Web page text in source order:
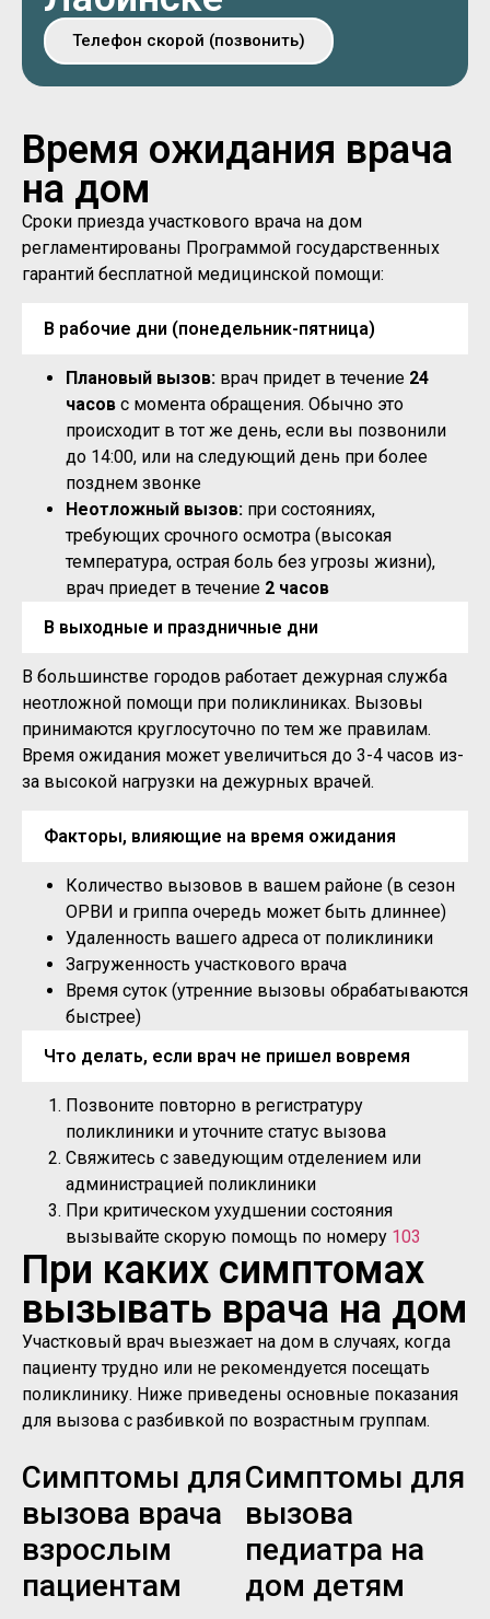
Телефон скорой (позвонить)
Время ожидания врача
на дом
Сроки приезда участкового врача на дом
регламентированы Программой государственных
гарантий бесплатной медицинской помощи:
В рабочие дни (понедельник-пятница)
Плановый вызов: врач придет в течение 24
часов с момента обращения. Обычно это
происходит в тот же день, если вы позвонили
до 14:00, или на следующий день при более
позднем звонке
Неотложный вызов: при состояниях,
требующих срочного осмотра (высокая
температура, острая боль без угрозы жизни),
врач приедет в течение 2 часов
В выходные и праздничные дни
В большинстве городов работает дежурная служба
неотложной помощи при поликлиниках. Вызовы
принимаются круглосуточно по тем же правилам.
Время ожидания может увеличиться до 3-4 часов из-
за высокой нагрузки на дежурных врачей.
Факторы, влияющие на время ожидания
Количество вызовов в вашем районе (в сезон
ОРВИ и гриппа очередь может быть длиннее)
Удаленность вашего адреса от поликлиники
Загруженность участкового врача
Время суток (утренние вызовы обрабатываются
быстрее)
Что делать, если врач не пришел вовремя
Позвоните повторно в регистратуру
поликлиники и уточните статус вызова
Свяжитесь с заведующим отделением или
администрацией поликлиники
При критическом ухудшении состояния
вызывайте скорую помощь по номеру 103
При каких симптомах
вызывать врача на дом
Участковый врач выезжает на дом в случаях, когда
пациенту трудно или не рекомендуется посещать
поликлинику. Ниже приведены основные показания
для вызова с разбивкой по возрастным группам.
Симптомы для
вызова врача
взрослым
пациентам
Симптомы для
вызова
педиатра на
дом детям